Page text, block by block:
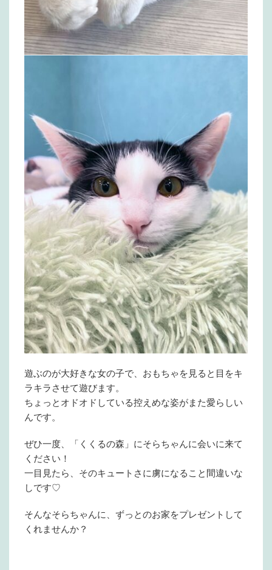
遊ぶのが大好きな女の子で、おもちゃを見ると目をキ
ラキラさせて遊びます。
ちょっとオドオドしている控えめな姿がまた愛らしい
んです。
ぜひ一度、「くくるの森」にそらちゃんに会いに来て
ください！
一目見たら、そのキュートさに虜になること間違いな
しです♡
そんなそらちゃんに、ずっとのお家をプレゼントして
くれませんか？